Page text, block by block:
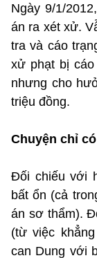
Ngày 9/1/
án ra xét xử.
tra và cáo
xử phạt bị
nhưng cho
triệu đồng.
Chuyện chỉ
Đối chiếu với
bất ổn (cả
án sơ thẩm).
(từ việc
can Dung với